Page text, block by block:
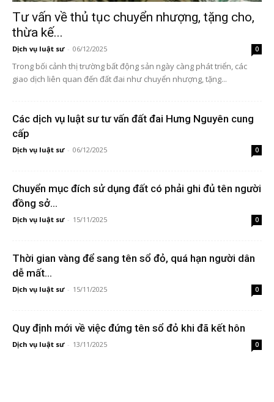
Tư vấn về thủ tục chuyển nhượng, tặng cho,
thừa kế...
Dịch vụ luật sư - 06/12/2025 0
Trong bối cảnh thị trường bất động sản ngày càng phát triển, các
giao dịch liên quan đến đất đai như chuyển nhượng, tặng...
Các dịch vụ luật sư tư vấn đất đai Hưng Nguyên cung
cấp
Dịch vụ luật sư - 06/12/2025 0
Chuyển mục đích sử dụng đất có phải ghi đủ tên người
đồng sở...
Dịch vụ luật sư - 15/11/2025 0
Thời gian vàng để sang tên sổ đỏ, quá hạn người dân
dễ mất...
Dịch vụ luật sư - 15/11/2025 0
Quy định mới về việc đứng tên sổ đỏ khi đã kết hôn
Dịch vụ luật sư - 13/11/2025 0